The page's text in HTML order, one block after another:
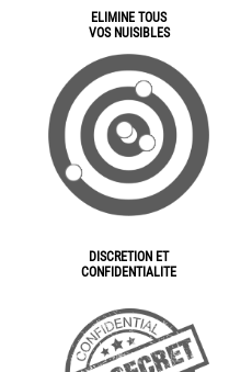
ELIMINE TOUS
VOS NUISIBLES
DISCRETION ET
CONFIDENTIALITE